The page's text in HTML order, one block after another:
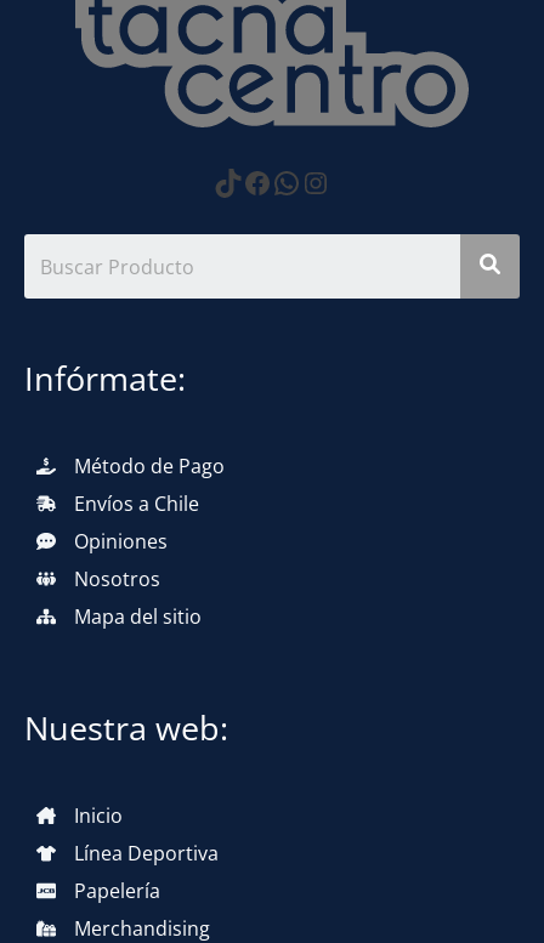
https://
Facebook
WhatsApp
Instagram
Infórmate:
Método de Pago
Envíos a Chile
Opiniones
Nosotros
Mapa del sitio
Nuestra web:
Inicio
Línea Deportiva
Papelería
Merchandising